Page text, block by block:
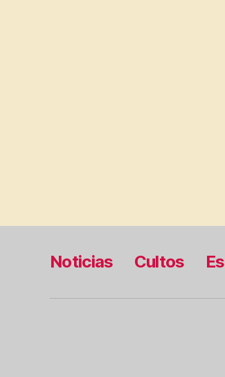
Noticias Cultos